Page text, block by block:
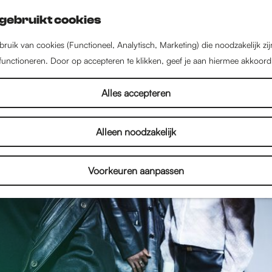
cookies
van cookies (Functioneel, Analytisch, Marketing) die noodzakelijk
Door op accepteren te klikken, geef je aan hiermee
Alles accepteren
Alleen noodzakelijk
Voorkeuren aanpassen